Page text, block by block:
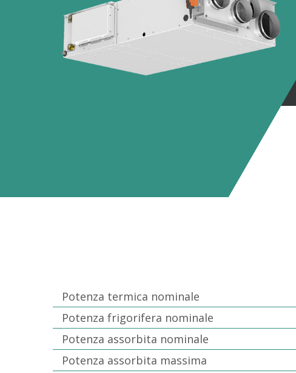
Potenza termica nominale
Potenza frigorifera nominale
Potenza assorbita nominale
Potenza assorbita massima